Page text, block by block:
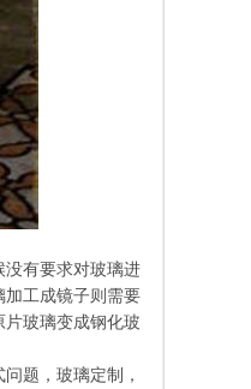
没有要求对玻璃进
加工成镜子则需要
玻璃变成钢化玻
题，玻璃定制，